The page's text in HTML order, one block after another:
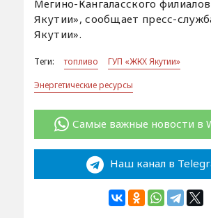
Мегино-Кангаласского
Якутии», сообщает пресс-
Якутии».
Теги: топливо
ГУП «ЖКХ Якутии»
Энергетические ресурсы
Самые важные новости в
Наш канал в